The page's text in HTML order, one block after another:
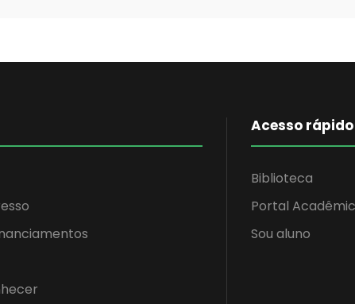
Acesso rápido
Biblioteca
Portal
Sou aluno